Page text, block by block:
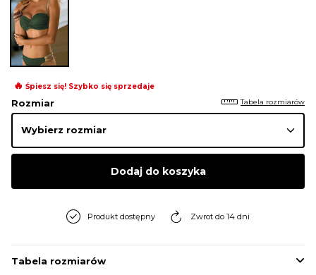
OKRYCIA WIERZCHNIE
🔥 Śpiesz się! Szybko się sprzedaje
Rozmiar Tabela rozmiarów
Dodaj do koszyka
Produkt dostępny Zwrot do 14 dni
Tabela rozmiarów